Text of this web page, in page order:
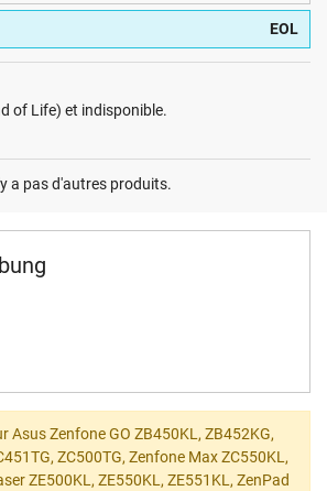
EOL
of Life) et indisponible.
a pas d'autres produits.
Asus Zenfone GO ZB450KL, ZB452KG,
ZC500TG, Zenfone Max ZC550KL,
ZE500KL, ZE550KL, ZE551KL, ZenPad